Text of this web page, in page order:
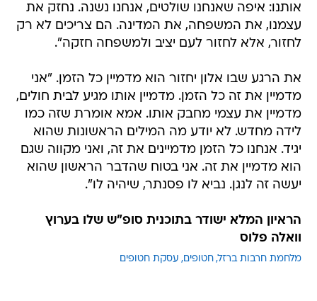
אותנו: איפה שאנחנו שולטים, אנחנו נשנה. נחזק את
עצמנו, את המשפחה, את המדינה. הם צריכים לא רק
לחזור, אלא לחזור לעם יציב ולמשפחה חזקה".
את הרגע שבו אלון יחזור הוא מדמיין כל הזמן. "אני
מדמיין את זה כל הזמן. מדמיין אותו מגיע לבית חולים,
מדמיין את עצמי מחבק אותו. אמא אומרת שזה כמו
לידה מחדש. לא יודע מה המילים הראשונות שהוא
יגיד. אנחנו כל הזמן מדמיינים את זה, ואני מקווה שגם
הוא מדמיין את זה. אני בטוח שהדבר הראשון שהוא
יעשה זה לנגן. נביא לו פסנתר, שיהיה לו".
הראיון המלא ישודר בתוכנית סופ"ש שלו בערוץ
וואלה פלוס
מלחמת חרבות ברזל חטופים עסקת חטופים